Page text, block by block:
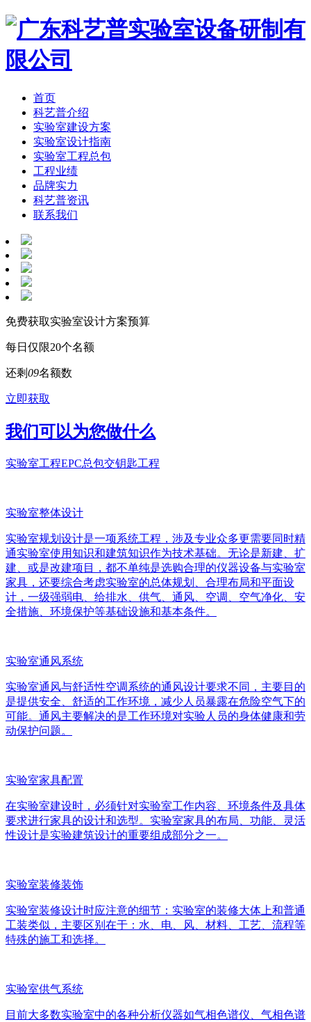
首页
科艺普介绍
实验室建设方案
实验室设计指南
实验室工程总包
工程业绩
品牌实力
科艺普资讯
联系我们
免费获取实验室设计方案预算
每日仅限20个名额
还剩09名额数
立即获取
我们可以为您做什么
实验室工程EPC总包交钥匙工程
实验室整体设计
实验室规划设计是一项系统工程，涉及专业众多更需要同时精
通实验室使用知识和建筑知识作为技术基础。无论是新建、扩
建、或是改建项目，都不单纯是选购合理的仪器设备与实验室
家具，还要综合考虑实验室的总体规划、合理布局和平面设
计，一级强弱电、给排水、供气、通风、空调、空气净化、安
全措施、环境保护等基础设施和基本条件。
实验室通风系统
实验室通风与舒适性空调系统的通风设计要求不同，主要目的
是提供安全、舒适的工作环境，减少人员暴露在危险空气下的
可能。通风主要解决的是工作环境对实验人员的身体健康和劳
动保护问题。
实验室家具配置
在实验室建设时，必须针对实验室工作内容、环境条件及具体
要求进行家具的设计和选型。实验室家具的布局、功能、灵活
性设计是实验建筑设计的重要组成部分之一。
实验室装修装饰
实验室装修设计时应注意的细节：实验室的装修大体上和普通
工装类似，主要区别在于：水、电、风、材料、工艺、流程等
特殊的施工和选择。
实验室供气系统
目前大多数实验室中的各种分析仪器如气相色谱仪、气相色谱